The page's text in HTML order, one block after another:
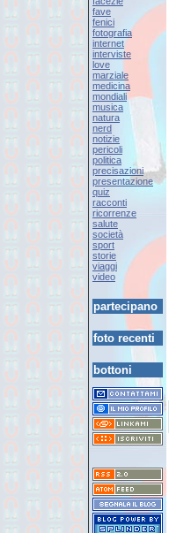
fave
fenici
fotografia
internet
interviste
love
marziale
medicina
mondiali
musica
natura
nerd
notizie
pericoli
politica
precisazioni
presentazione
quiz
racconti
ricorrenze
salute
società
sport
storie
viaggi
video
partecipano
foto recenti
bottoni